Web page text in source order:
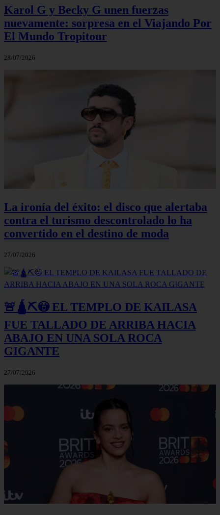
Karol G y Becky G unen fuerzas
nuevamente: sorpresa en el Viajando Por
El Mundo Tropitour
28/07/2026
La ironía del éxito: el disco que alertaba
contra el turismo descontrolado lo ha
convertido en el destino de moda
27/07/2026
🚨🛕⛏️😳 EL TEMPLO DE KAILASA
FUE TALLADO DE ARRIBA HACIA
ABAJO EN UNA SOLA ROCA
GIGANTE
27/07/2026